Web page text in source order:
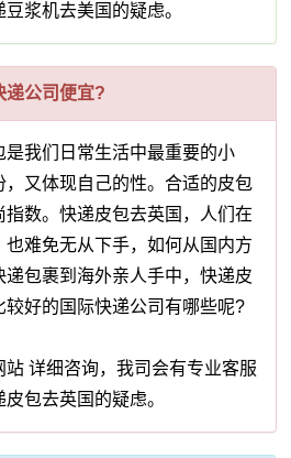
豆浆机去美国的疑虑。
递公司便宜?
我们日常生活中最重要的小
又体现自己的性。合适的皮包
数。快递皮包去英国，人们在
难免无从下手，如何从国内方
包裹到海外亲人手中，快递皮
好的国际快递公司有哪些呢?
详细咨询，我司会有专业客服
皮包去英国的疑虑。